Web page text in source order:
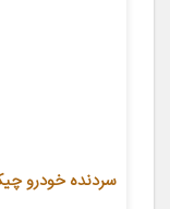
سردنده خودرو چیکال مدل 03